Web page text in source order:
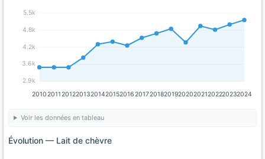
2.9k
3.6k
4.2k
4.8k
5.5k
201020112012201320142015201620172018201920202021202220232024
Voir les données en tableau
Évolution — Lait de chèvre